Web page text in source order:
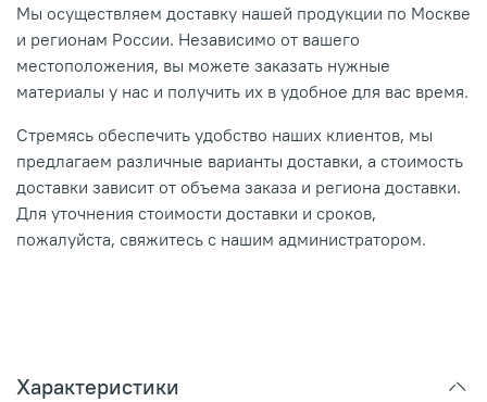
Мы осуществляем доставку нашей продукции по Москве
и регионам России. Независимо от вашего
местоположения, вы можете заказать нужные
материалы у нас и получить их в удобное для вас время.
Стремясь обеспечить удобство наших клиентов, мы
предлагаем различные варианты доставки, а стоимость
доставки зависит от объема заказа и региона доставки.
Для уточнения стоимости доставки и сроков,
пожалуйста, свяжитесь с нашим администратором.
Характеристики